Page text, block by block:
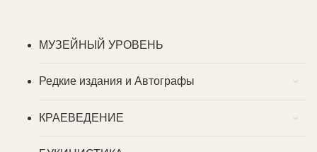
МУЗЕЙНЫЙ УРОВЕНЬ
Редкие издания и Автографы
КРАЕВЕДЕНИЕ